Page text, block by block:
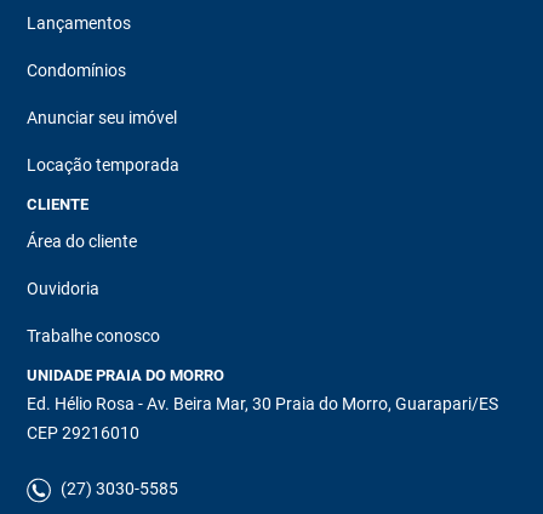
Lançamentos
Condomínios
Anunciar seu imóvel
Locação temporada
CLIENTE
Área do cliente
Ouvidoria
Trabalhe conosco
UNIDADE PRAIA DO MORRO
Ed. Hélio Rosa - Av. Beira Mar, 30 Praia do Morro, Guarapari/ES
CEP 29216010
(27) 3030-5585